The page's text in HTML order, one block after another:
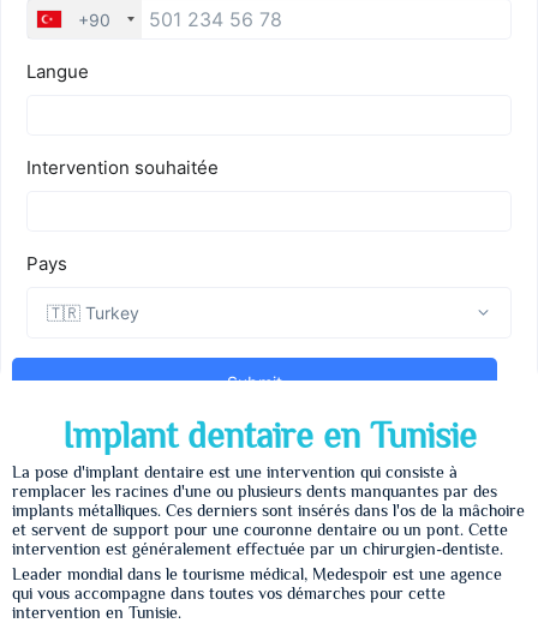
Implant dentaire en Tunisie
La pose d'implant dentaire est une intervention qui consiste à
remplacer les racines d'une ou plusieurs dents manquantes par des
implants métalliques. Ces derniers sont insérés dans l'os de la mâchoire
et servent de support pour une couronne dentaire ou un pont. Cette
intervention est généralement effectuée par un chirurgien-dentiste.
Leader mondial dans le tourisme médical, Medespoir est une agence
qui vous accompagne dans toutes vos démarches pour cette
intervention en Tunisie.